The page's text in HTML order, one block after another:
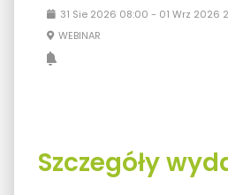
31 Sie 2026 08:00 - 01 Wrz 2026
WEBINAR
Szczegóły